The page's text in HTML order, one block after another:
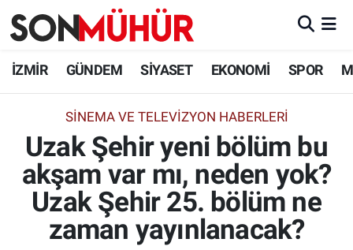
İZMİR GÜNDEM SİYASET EKONOMİ SPOR
SINEMA VE TELEVIZYON HABERLERI
Uzak Şehir yeni bölüm bu
akşam var mı, neden yok?
Uzak Şehir 25. bölüm ne
zaman yayınlanacak?
İzmir Nöbetçi Eczaneler
İzmir Namaz Vakitleri
İzmir Trafik Yoğunluk Haritası
Süper Lig Puan Durumu ve Fikstür